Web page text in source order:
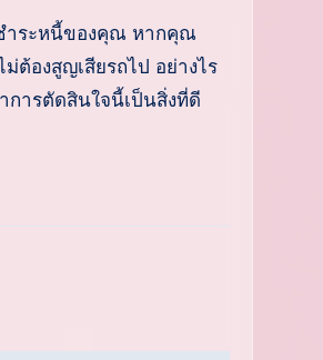
ำระหนี้ของคุณ หากคุณ
ต้องสูญเสียรถไป อย่างไร
การตัดสินใจนี้เป็นสิ่งที่ดี